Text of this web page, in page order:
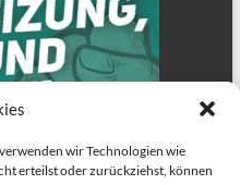
wir Technologien wie
erteilst oder zurückziehst, können